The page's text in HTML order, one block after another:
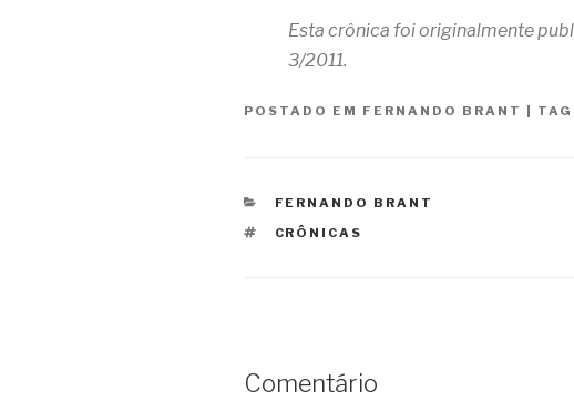
Esta crônica foi originalmente
3/2011.
POSTADO EM FERNANDO BRANT |
CATEGORIAS
FERNANDO BRANT
TAGS
CRÔNICAS
Comentário